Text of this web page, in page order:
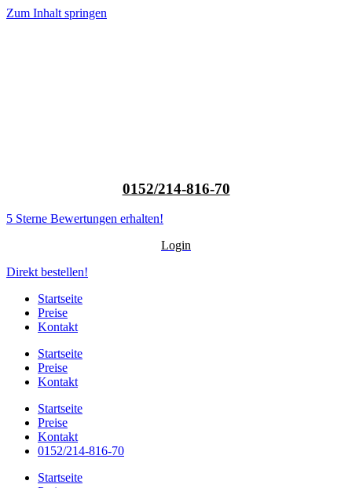
Zum Inhalt springen
0152/214-816-70
5 Sterne Bewertungen erhalten!
Login
Direkt bestellen!
Startseite
Preise
Kontakt
Startseite
Preise
Kontakt
Startseite
Preise
Kontakt
0152/214-816-70
Startseite